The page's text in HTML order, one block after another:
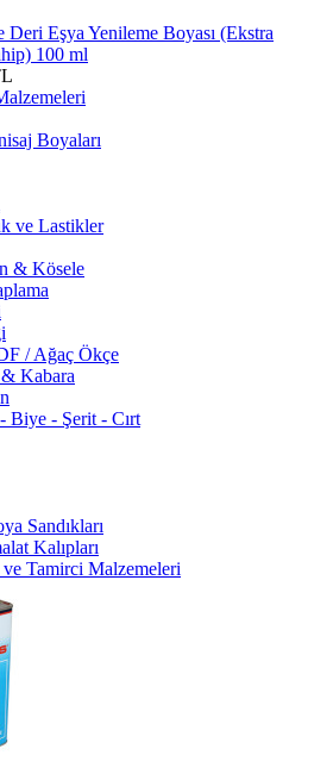
Eşya Yenileme Boyası (Ekstra
100 ml
Boyaları
ve Lastikler
& Kösele
/ Ağaç Ökçe
Kabara
Biye - Şerit - Cırt
Sandıkları
Kalıpları
Tamirci Malzemeleri